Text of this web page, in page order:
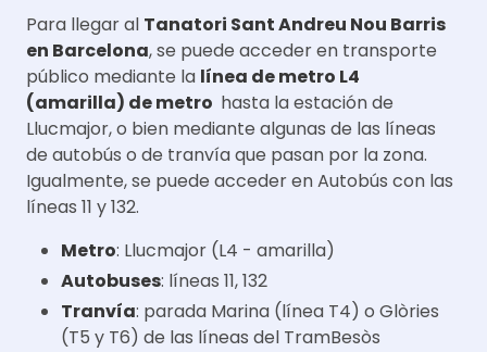
Para llegar al Tanatori Sant Andreu Nou Barris
en Barcelona, se puede acceder en transporte
público mediante la línea de metro L4
(amarilla) de metro hasta la estación de
Llucmajor, o bien mediante algunas de las líneas
de autobús o de tranvía que pasan por la zona.
Igualmente, se puede acceder en Autobús con las
líneas 11 y 132.
Metro: Llucmajor (L4 - amarilla)
Autobuses: líneas 11, 132
Tranvía: parada Marina (línea T4) o Glòries
(T5 y T6) de las líneas del TramBesòs